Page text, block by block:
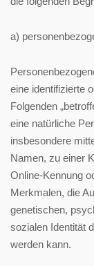
a)
eine identifizierte
Folgenden
eine natürliche
insbesondere
Namen, zu einer
Online-Kennung
Merkmalen, die
genetischen,
sozialen Identität
werden kann.